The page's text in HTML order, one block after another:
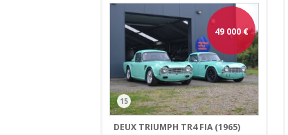
49 000€
15
DEUX TRIUMPH TR4 FIA (1965)